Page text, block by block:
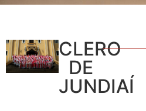
CLERO
DE
JUNDIAÍ